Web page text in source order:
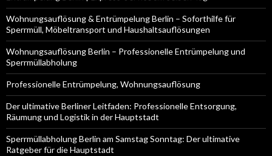
Wohnungsauflösung & Entrümpelung Berlin – Soforthilfe für
Sperrmüll, Möbeltransport und Haushaltsauflösungen
Wohnungsauflösung Berlin – Professionelle Entrümpelung und
Sperrmüllabholung
Professionelle Entrümpelung, Wohnungsauflösung
Der ultimative Berliner Leitfaden: Professionelle Entsorgung,
Räumung und Logistik in der Hauptstadt
Sperrmüllabholung Berlin am Samstag Sonntag: Der ultimative
Ratgeber für die Hauptstadt